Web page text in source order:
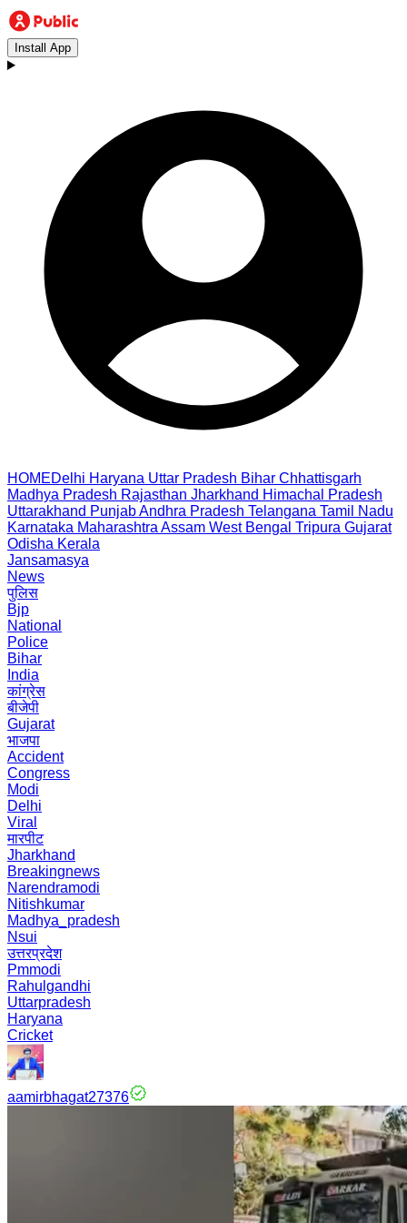
Install App
HOMEDelhi Haryana Uttar Pradesh Bihar Chhattisgarh
Madhya Pradesh Rajasthan Jharkhand Himachal Pradesh
Uttarakhand PunjabAndhra Pradesh Telangana Tamil Nadu
Karnataka Maharashtra Assam West Bengal Tripura Gujarat
Odisha Kerala
Jansamasya
News
पुलिस
Bjp
National
Police
Bihar
India
कांग्रेस
बीजेपी
Gujarat
भाजपा
Accident
Congress
Modi
Delhi
Viral
मारपीट
Jharkhand
Breakingnews
Narendramodi
Nitishkumar
Madhya_pradesh
Nsui
उत्तरप्रदेश
Pmmodi
Rahulgandhi
Uttarpradesh
Haryana
Cricket
aamirbhagat27376